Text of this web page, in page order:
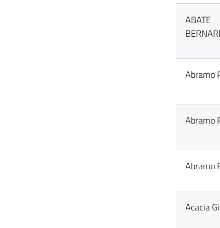
ABATE
Abramo
Abramo
Abramo
Acacia